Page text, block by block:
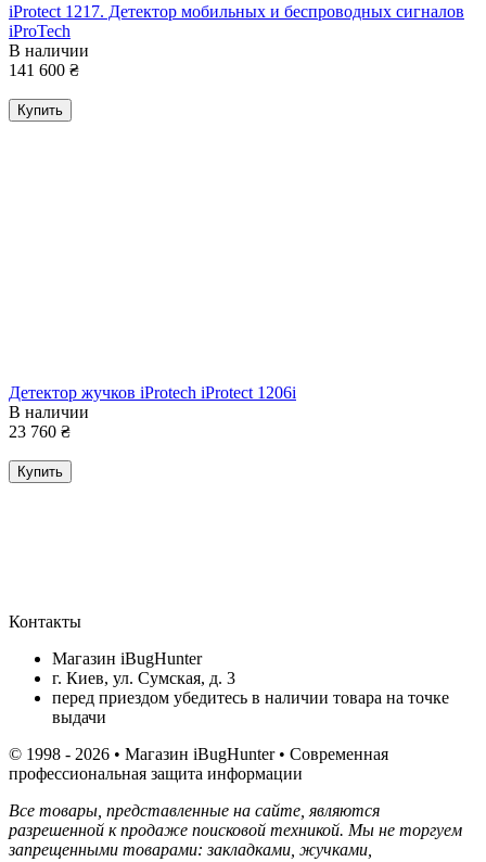
iProtect 1217. Детектор мобильных и беспроводных сигналов
iProTech
В наличии
141 600 ₴
Купить
Детектор жучков iProtech iProtect 1206i
В наличии
23 760 ₴
Купить
Контакты
Магазин iBugHunter
г. Киев, ул. Сумская, д. 3
перед приездом убедитесь в наличии товара на точке
выдачи
© 1998 - 2026 • Магазин iBugHunter • Современная
профессиональная защита информации
Все товары, представленные на сайте, являются
разрешенной к продаже поисковой техникой. Мы не торгуем
запрещенными товарами: закладками, жучками,